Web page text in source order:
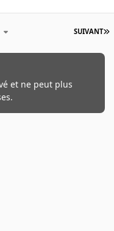
SUIVANT
et ne peut plus